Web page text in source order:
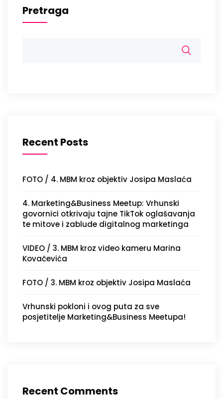
Pretraga
Recent Posts
FOTO / 4. MBM kroz objektiv Josipa Maslaća
4. Marketing&Business Meetup: Vrhunski
govornici otkrivaju tajne TikTok oglašavanja
te mitove i zablude digitalnog marketinga
VIDEO / 3. MBM kroz video kameru Marina
Kovačevića
FOTO / 3. MBM kroz objektiv Josipa Maslaća
Vrhunski pokloni i ovog puta za sve
posjetitelje Marketing&Business Meetupa!
Recent Comments